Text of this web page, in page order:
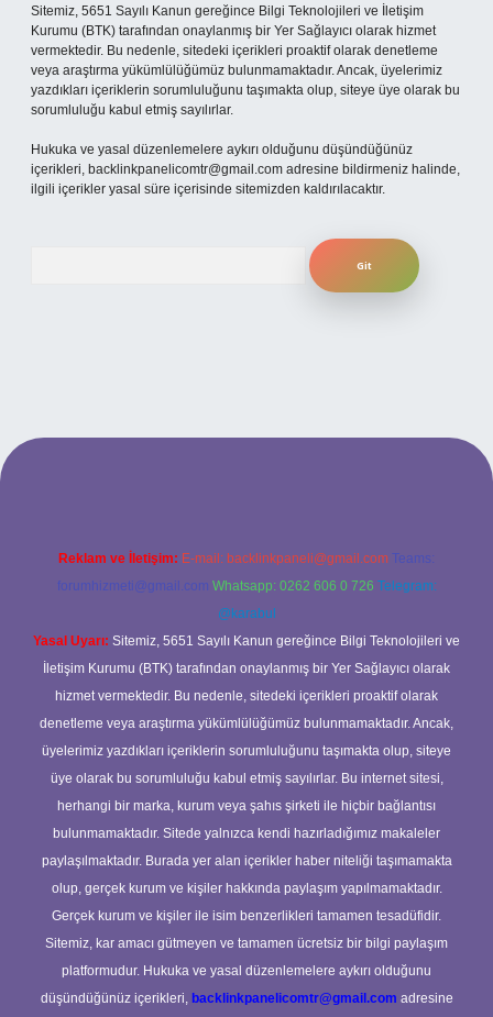
Sitemiz, 5651 Sayılı Kanun gereğince Bilgi Teknolojileri ve İletişim
Kurumu (BTK) tarafından onaylanmış bir Yer Sağlayıcı olarak hizmet
vermektedir. Bu nedenle, sitedeki içerikleri proaktif olarak denetleme
veya araştırma yükümlülüğümüz bulunmamaktadır. Ancak, üyelerimiz
yazdıkları içeriklerin sorumluluğunu taşımakta olup, siteye üye olarak bu
sorumluluğu kabul etmiş sayılırlar.
Hukuka ve yasal düzenlemelere aykırı olduğunu düşündüğünüz
içerikleri, backlinkpanelicomtr@gmail.com adresine bildirmeniz halinde,
ilgili içerikler yasal süre içerisinde sitemizden kaldırılacaktır.
yeni giriş adresi
Reklam ve İletişim: E-mail: backlinkpaneli@gmail.com Teams:
forumhizmeti@gmail.com Whatsapp: 0262 606 0 726 Telegram:
@karabul
Yasal Uyarı: Sitemiz, 5651 Sayılı Kanun gereğince Bilgi Teknolojileri ve
İletişim Kurumu (BTK) tarafından onaylanmış bir Yer Sağlayıcı olarak
hizmet vermektedir. Bu nedenle, sitedeki içerikleri proaktif olarak
denetleme veya araştırma yükümlülüğümüz bulunmamaktadır. Ancak,
üyelerimiz yazdıkları içeriklerin sorumluluğunu taşımakta olup, siteye
üye olarak bu sorumluluğu kabul etmiş sayılırlar. Bu internet sitesi,
herhangi bir marka, kurum veya şahıs şirketi ile hiçbir bağlantısı
bulunmamaktadır. Sitede yalnızca kendi hazırladığımız makaleler
paylaşılmaktadır. Burada yer alan içerikler haber niteliği taşımamakta
olup, gerçek kurum ve kişiler hakkında paylaşım yapılmamaktadır.
Gerçek kurum ve kişiler ile isim benzerlikleri tamamen tesadüfidir.
Sitemiz, kar amacı gütmeyen ve tamamen ücretsiz bir bilgi paylaşım
platformudur. Hukuka ve yasal düzenlemelere aykırı olduğunu
düşündüğünüz içerikleri, backlinkpanelicomtr@gmail.com adresine